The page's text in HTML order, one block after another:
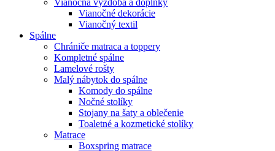
Vianočné dekorácie
Vianočný textil
Spálne
Chrániče matraca a toppery
Kompletné spálne
Lamelové rošty
Malý nábytok do spálne
Komody do spálne
Nočné stolíky
Stojany na šaty a oblečenie
Toaletné a kozmetické stolíky
Matrace
Boxspring matrace